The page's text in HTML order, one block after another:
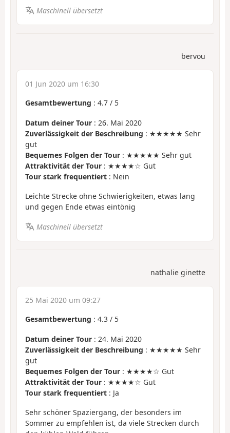
Maschinell übersetzt
bervou
01 Jun 2020 um 16:30
Gesamtbewertung : 4.7 / 5
Datum deiner Tour : 26. Mai 2020
Zuverlässigkeit der Beschreibung : ★★★★★ Sehr
gut
Bequemes Folgen der Tour : ★★★★★ Sehr gut
Attraktivität der Tour : ★★★★☆ Gut
Tour stark frequentiert : Nein
Leichte Strecke ohne Schwierigkeiten, etwas lang
und gegen Ende etwas eintönig
Maschinell übersetzt
nathalie ginette
25 Mai 2020 um 09:27
Gesamtbewertung : 4.3 / 5
Datum deiner Tour : 24. Mai 2020
Zuverlässigkeit der Beschreibung : ★★★★★ Sehr
gut
Bequemes Folgen der Tour : ★★★★☆ Gut
Attraktivität der Tour : ★★★★☆ Gut
Tour stark frequentiert : Ja
Sehr schöner Spaziergang, der besonders im
Sommer zu empfehlen ist, da viele Strecken durch